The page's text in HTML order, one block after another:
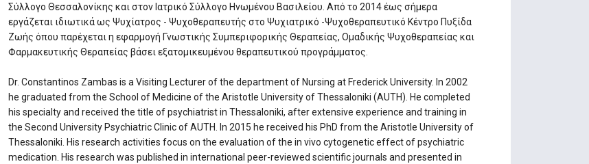
Σύλλογο Θεσσαλονίκης και στον Ιατρικό Σύλλογο Ηνωμένου Βασιλείου. Από το 2014 έως σήμερα
εργάζεται ιδιωτικά ως Ψυχίατρος - Ψυχοθεραπευτής στο Ψυχιατρικό -Ψυχοθεραπευτικό Κέντρο Πυξίδα
Ζωής όπου παρέχεται η εφαρμογή Γνωστικής Συμπεριφορικής Θεραπείας, Ομαδικής Ψυχοθεραπείας και
Φαρμακευτικής Θεραπείας βάσει εξατομικευμένου θεραπευτικού προγράμματος.
Dr. Constantinos Zambas is a Visiting Lecturer of the department of Nursing at Frederick University. In 2002
he graduated from the School of Medicine of the Aristotle University of Thessaloniki (AUTH). He completed
his specialty and received the title of psychiatrist in Thessaloniki, after extensive experience and training in
the Second University Psychiatric Clinic of AUTH. In 2015 he received his PhD from the Aristotle University of
Thessaloniki. His research activities focus on the evaluation of the in vivo cytogenetic effect of psychiatric
medication. His research was published in international peer-reviewed scientific journals and presented in